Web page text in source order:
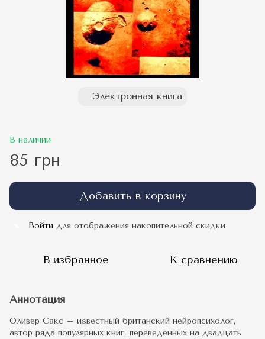
Электронная книга
В наличии
85 грн
Добавить в корзину
Войти для отображения накопительной скидки
В избранное К сравнению
Аннотация
Оливер Сакс – известный британский нейропсихолог,
автор ряда популярных книг, переведенных на двадцать